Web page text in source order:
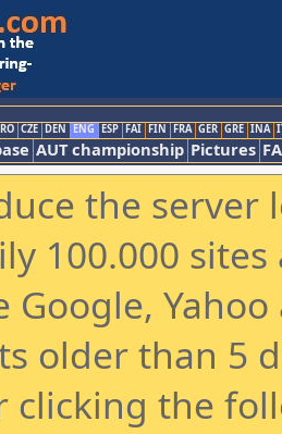
CZE DEN ENG ESP FAI FIN FRA GER GRE INA
AUT championship Pictures
the
100.000
Google,
older than 5
clicking the